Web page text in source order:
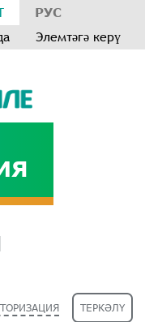
РУС
Элемтәгә керү
ТЕРКӘЛҮ